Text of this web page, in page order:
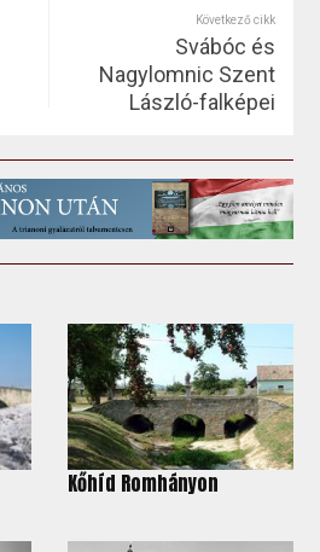
Következő cikk
Svábóc és
Nagylomnic Szent
László-falképei
Kőhíd Romhányon